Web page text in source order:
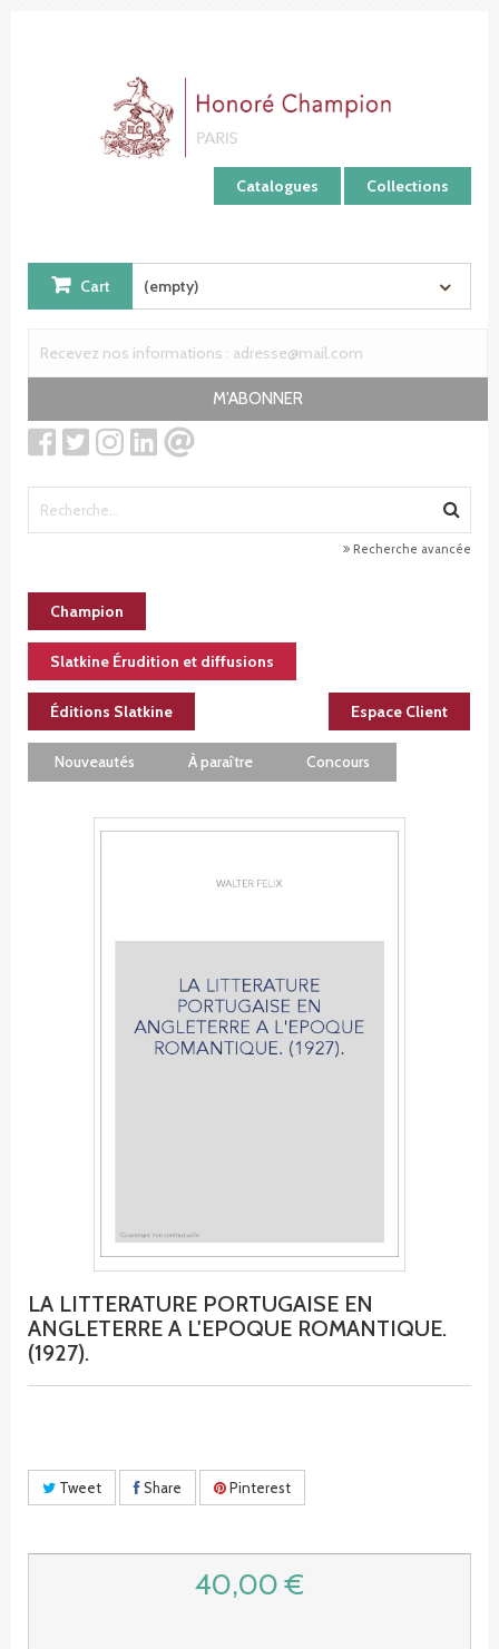
Catalogues Collections
Cart (empty)
M'ABONNER
Recherche avancée
Champion
Slatkine Érudition et diffusions
Éditions Slatkine Espace Client
Nouveautés À paraître Concours
LA LITTERATURE PORTUGAISE EN
ANGLETERRE A L'EPOQUE ROMANTIQUE.
(1927).
Tweet Share Pinterest
40,00 €